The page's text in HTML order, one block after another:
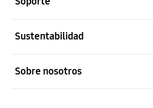
Sustentabilidad
Sobre nosotros